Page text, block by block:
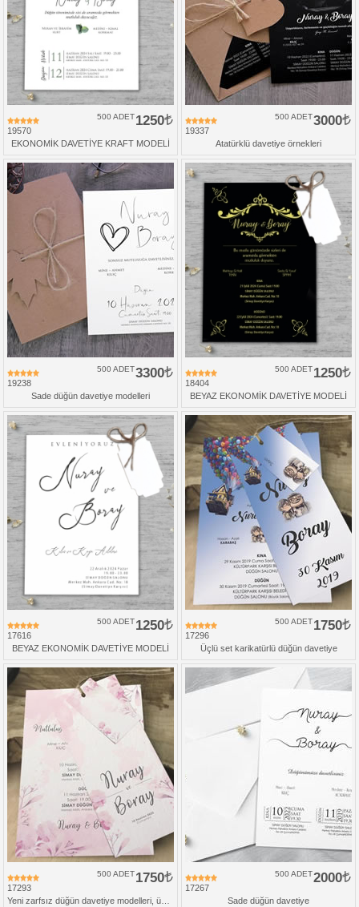
19570
1250
500 ADET
EKONOMİK DAVETİYE KRAFT MODELİ
19337
3000
500 ADET
Atatürklü davetiye örnekleri
19238
3300
500 ADET
Sade düğün davetiye modelleri
18404
1250
500 ADET
BEYAZ EKONOMİK DAVETİYE MODELİ
17616
1250
500 ADET
BEYAZ EKONOMİK DAVETİYE MODELİ
17296
1750
500 ADET
Üçlü set karikatürlü düğün davetiye
17293
1750
500 ADET
17267
2000
500 ADET
Sade düğün davetiye